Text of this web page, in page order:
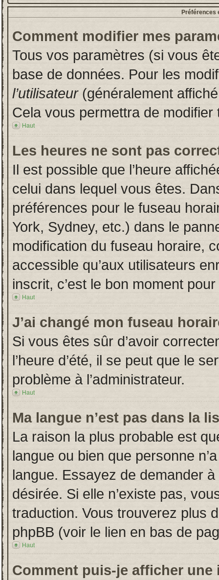
Préférences
Comment modifier mes
Tous vos paramètres (si vous
base de données. Pour les
l’utilisateur(généralement
Cela vous permettra de
Haut
Les heures ne sont pas
Il est possible que l’heure
celui dans lequel vous êtes.
préférences pour le fuseau
York, Sydney, etc.) dans le
modification du fuseau horaire,
accessible qu’aux utilisateurs
inscrit, c’est le bon moment
Haut
J’ai changé mon fuseau
Si vous êtes sûr d’avoir
l’heure d’été, il se peut que le
problème à l’administrateur.
Haut
Ma langue n’est pas dans la
La raison la plus probable est
langue ou bien que personne
langue. Essayez de demander à
désirée. Si elle n’existe pas,
traduction. Vous trouverez plus
phpBB (voir le lien en bas de
Haut
Comment puis-je afficher une